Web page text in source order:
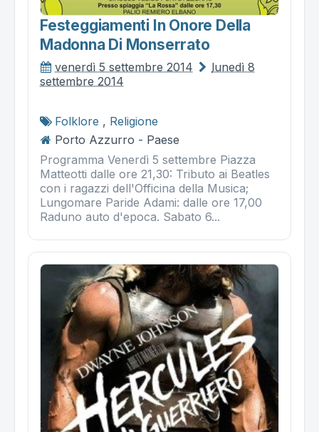
Festeggiamenti In Onore Della
Madonna Di Monserrato
venerdì 5 settembre 2014
lunedì 8
settembre 2014
Folklore , Religione
Porto Azzurro - Paese
Programma Venerdì 5 settembre Piazza
Matteotti dalle ore 21,30: Tributo ai Beatles
con i ragazzi dell'Officina della Musica;
Lungomare Paride Adami: dalle ore 17,00
Raduno auto d'epoca. Sabato 6...